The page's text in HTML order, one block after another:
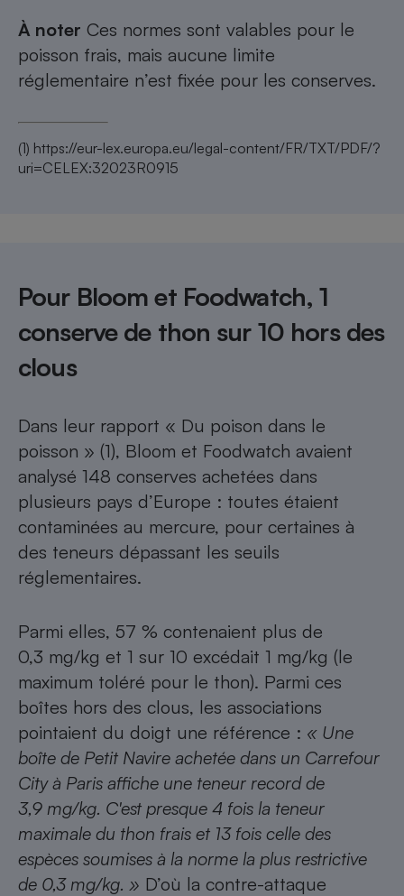
À noter Ces normes sont valables pour le
poisson frais, mais aucune limite
réglementaire n’est fixée pour les conserves.
(1) https://eur-lex.europa.eu/legal-content/FR/TXT/PDF/?
uri=CELEX:32023R0915
Pour Bloom et Foodwatch, 1
conserve de thon sur 10 hors des
clous
Dans leur rapport « Du poison dans le
poisson » (1), Bloom et Foodwatch avaient
analysé 148 conserves achetées dans
plusieurs pays d’Europe : toutes étaient
contaminées au mercure, pour certaines à
des teneurs dépassant les seuils
réglementaires.
Parmi elles, 57 % contenaient plus de
0,3 mg/kg et 1 sur 10 excédait 1 mg/kg (le
maximum toléré pour le thon). Parmi ces
boîtes hors des clous, les associations
pointaient du doigt une référence : « Une
boîte de Petit Navire achetée dans un Carrefour
City à Paris affiche une teneur record de
3,9 mg/kg. C'est presque 4 fois la teneur
maximale du thon frais et 13 fois celle des
espèces soumises à la norme la plus restrictive
de 0,3 mg/kg. » D’où la contre-attaque